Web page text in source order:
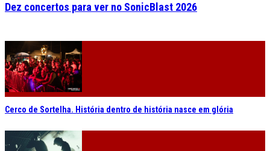
Dez concertos para ver no SonicBlast 2026
Cerco de Sortelha. História dentro de história nasce em glória